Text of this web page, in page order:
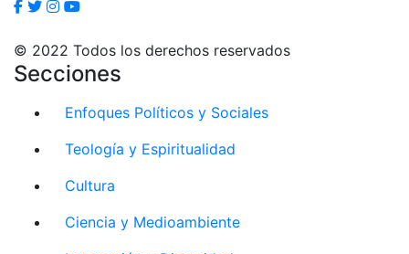
© 2022 Todos los derechos reservados
Secciones
Enfoques Políticos y Sociales
Teología y Espiritualidad
Cultura
Ciencia y Medioambiente